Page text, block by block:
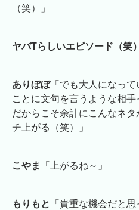
（笑）」
ヤバTらしいエピソード（笑）
ありぼぼ「でも大人になっ
ことに文句を言うような相手
だからこそ余計にこんなネ
チ上がる（笑）」
こやま 「上がるね～」
もりもと 「貴重な機会だと